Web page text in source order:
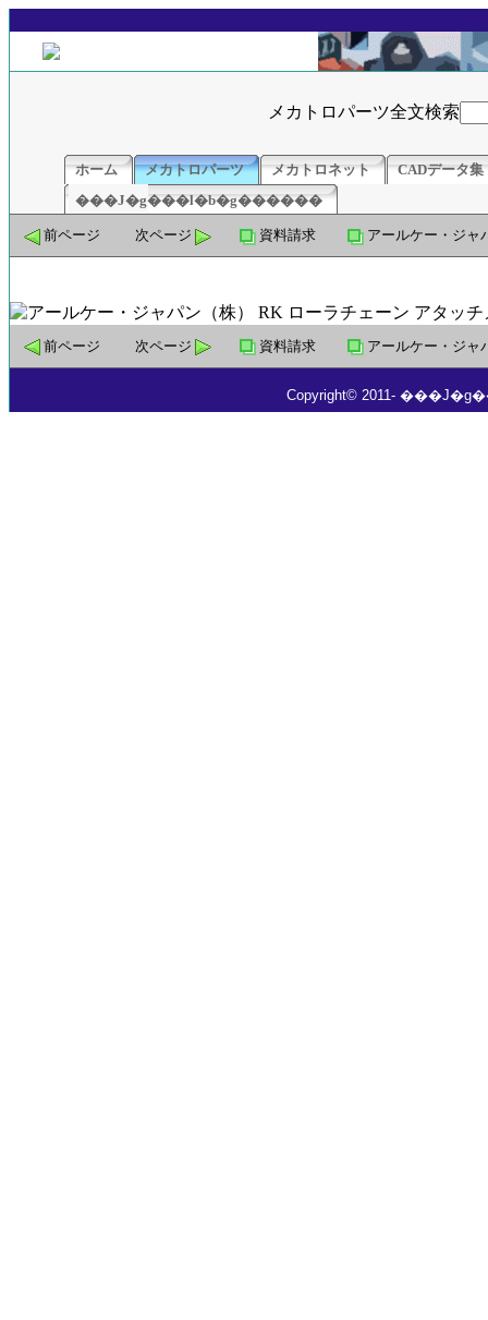
メカトロパーツ全文検索
ホーム メカトロパーツ メカトロネット
CADデータ集
���J�g���l�b�g������
前ページ 次ページ 資料請求 アールケー・ジャ
前ページ 次ページ 資料請求 アールケー・ジャ
Copyright© 2011-